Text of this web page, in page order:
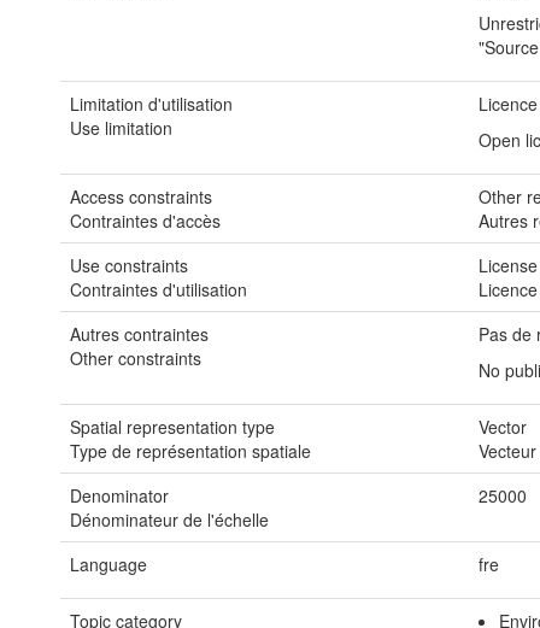
Limitation d'utilisation
Use limitation
Open
Access constraints
Contraintes d'accès
Other
Autres
Use constraints
Contraintes d'utilisation
License
Licence
Autres contraintes
Other constraints
Pas de
No
Spatial representation type
Type de représentation spatiale
Vector
Vecteur
Denominator
Dénominateur de l'échelle
25000
Language fre
Topic category